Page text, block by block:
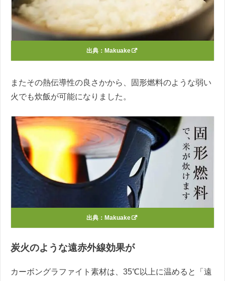
出典： Makuake
またその熱伝導性の良さかから、固形燃料のような弱い
火でも炊飯が可能になりました。
出典： Makuake
炭火のような遠赤外線効果が
カーボングラファイト素材は、35℃以上に温めると「遠